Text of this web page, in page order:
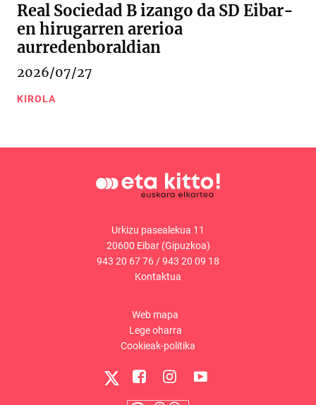
Real Sociedad B izango da SD Eibar-
en hirugarren arerioa
aurredenboraldian
2026/07/27
KIROLA
Urkizu pasealekua 11
20600 Eibar (Gipuzkoa)
943 20 67 76/943 20 09 18
Kontaktua
Web mapa
Lege oharra
Cookieak-politika